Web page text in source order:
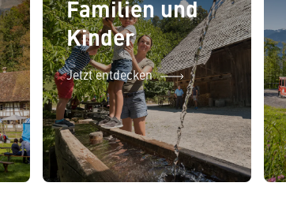
Familien und
Kinder
Jetzt entdecken